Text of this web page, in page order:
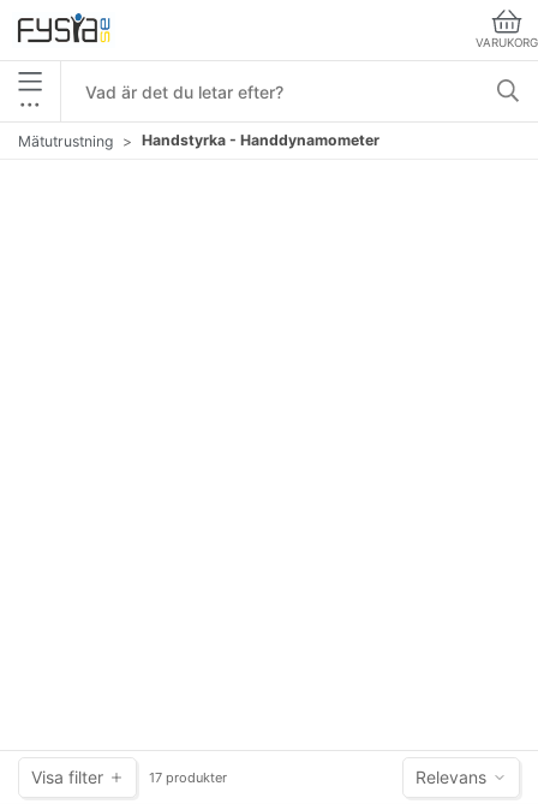
VARUKORG
•••
Mätutrustning Handstyrka - Handdynamometer
Visa filter 17 produkter Relevans